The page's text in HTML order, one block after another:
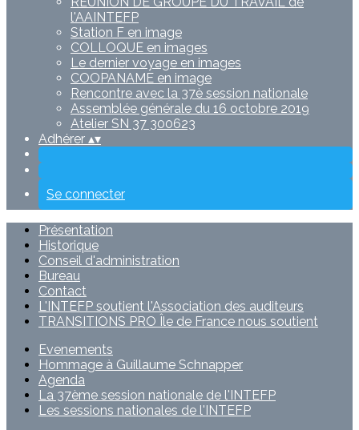
l'AAINTEFP
Station F en image
COLLOQUE en images
Le dernier voyage en images
COOPANAME en image
Rencontre avec la 37è session nationale
Assemblée générale du 16 octobre 2019
Atelier SN 37 300623
Adhérer ▴▾
Se connecter
Présentation
Historique
Conseil d'administration
Bureau
Contact
L'INTEFP soutient l'Association des auditeurs
TRANSITIONS PRO Île de France nous soutient
Evenements
Hommage à Guillaume Schnapper
Agenda
La 37ème session nationale de l'INTEFP
Les sessions nationales de l'INTEFP